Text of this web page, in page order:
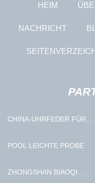
HEIM
NACHRICHT
CHINA-UHRFEDER FÜR
POOL LEICHTE PROBE
ZHONGSHAN BIAOQI